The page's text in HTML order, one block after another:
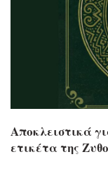
Αποκλειστικά
ετικέτα της